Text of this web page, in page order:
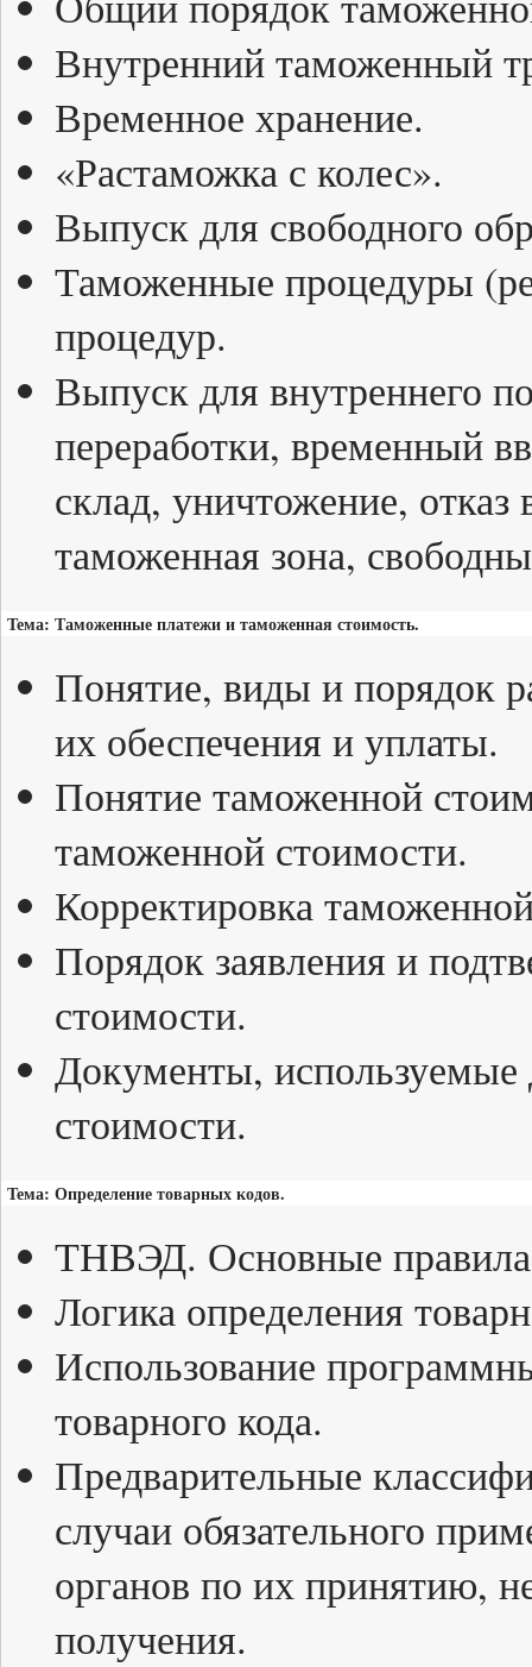
Внутренний таможенный
Временное хранение.
«Растаможка с колес».
Выпуск для свободного
Таможенные процедуры
процедур.
Выпуск для внутреннего
переработки, временный
склад, уничтожение, отказ
таможенная зона,
Тема: Таможенные платежи и таможенная стоимость.
Понятие, виды и порядок
их обеспечения и уплаты.
Понятие таможенной
таможенной стоимости.
Корректировка
Порядок заявления и
стоимости.
Документы,
стоимости.
Тема: Определение товарных кодов.
ТНВЭД. Основные правила
Логика определения
Использование
товарного кода.
Предварительные
случаи обязательного
органов по их принятию,
получения.